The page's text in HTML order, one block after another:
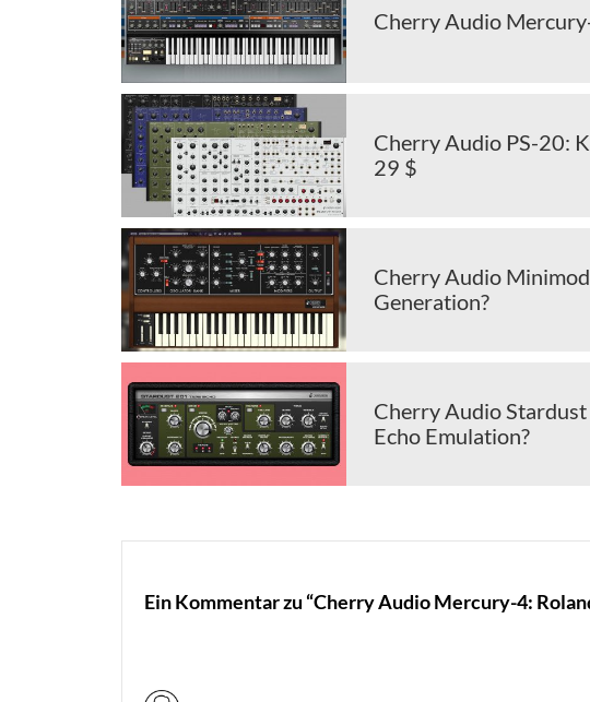
Cherry Audio
Cherry Audio PS-20:
29 $
Cherry Audio
Generation?
Cherry Audio
Echo Emulation?
Ein Kommentar zu “Cherry Audio Mercury-4: